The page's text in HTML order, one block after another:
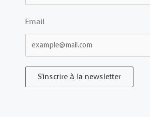
Email
S'inscrire à la newsletter